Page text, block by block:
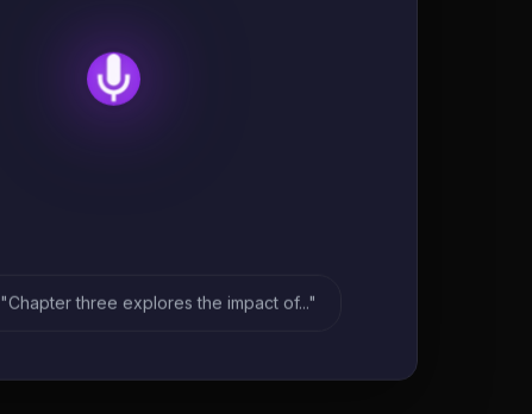
"Chapter three explores the impact of..."